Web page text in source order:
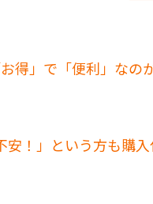
得」で「便利」なの
安！」という方も購